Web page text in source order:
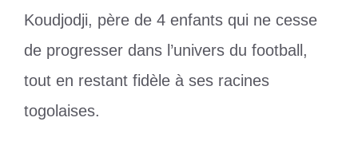
Koudjodji, père de 4 enfants qui ne cesse
de progresser dans l’univers du football,
tout en restant fidèle à ses racines
togolaises.